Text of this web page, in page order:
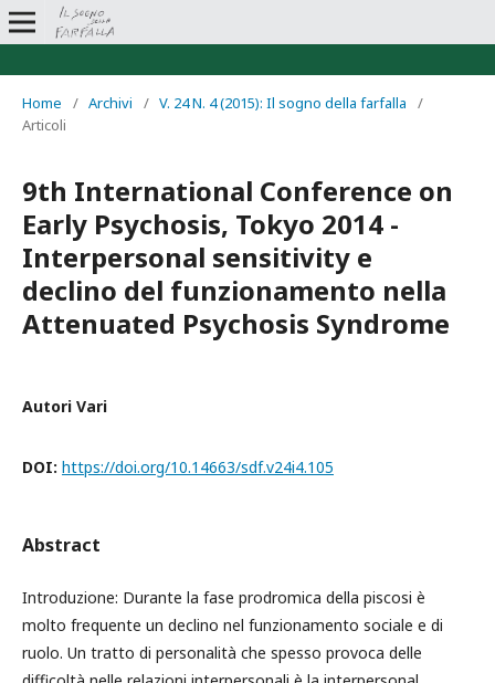
Home / Archivi / V. 24 N. 4 (2015): Il sogno della farfalla
/
Articoli
9th International Conference on
Early Psychosis, Tokyo 2014 -
Interpersonal sensitivity e
declino del funzionamento nella
Attenuated Psychosis Syndrome
Autori Vari
DOI: https://doi.org/10.14663/sdf.v24i4.105
Abstract
Introduzione: Durante la fase prodromica della piscosi è
molto frequente un declino nel funzionamento sociale e di
ruolo. Un tratto di personalità che spesso provoca delle